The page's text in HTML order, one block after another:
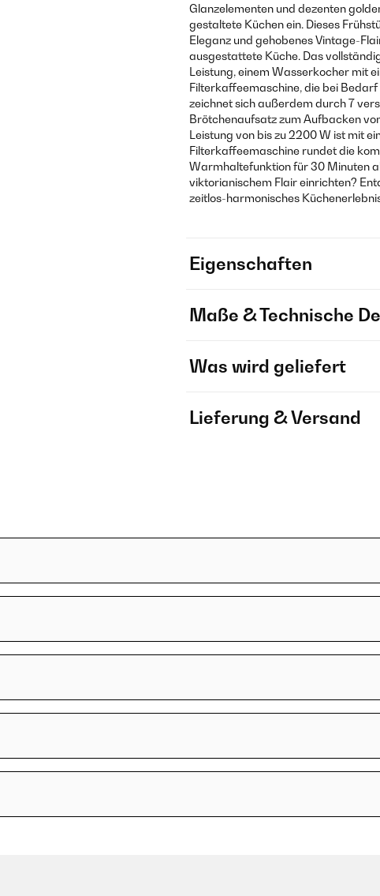
Glanzelementen und dezenten
gestaltete Küchen ein. Dieses
Eleganz und gehobenes Vintage-
ausgestattete Küche. Das
Leistung, einem Wasserkocher mit
Filterkaffeemaschine, die bei
zeichnet sich außerdem durch 7
Brötchenaufsatz zum Aufbacken
Leistung von bis zu 2200 W ist mit
Filterkaffeemaschine rundet die
Warmhaltefunktion für 30 Minuten
viktorianischem Flair einrichten?
zeitlos-harmonisches
Eigenschaften
Maße & Technische
Was wird geliefert
Lieferung & Versand